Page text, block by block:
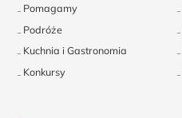
Pomagamy
Podróże
Kuchnia i Gastronomia
Konkursy